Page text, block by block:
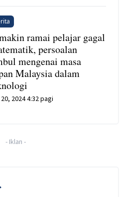
ramai pelajar gagal
persoalan
mengenai masa
Malaysia dalam
2024 4:32 pagi
- Iklan -